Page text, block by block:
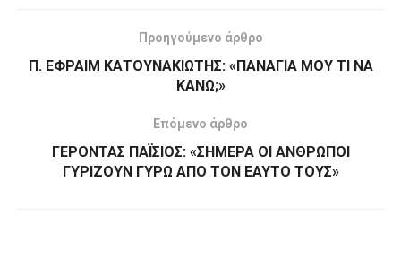
Προηγούμενο άρθρο
Π. ΕΦΡΑΙΜ ΚΑΤΟΥΝΑΚΙΩΤΗΣ: «ΠΑΝΑΓΙΑ ΜΟΥ ΤΙ ΝΑ
ΚΑΝΩ;»
Επόμενο άρθρο
ΓΕΡΟΝΤΑΣ ΠΑΪΣΙΟΣ: «ΣΗΜΕΡΑ ΟΙ ΑΝΘΡΩΠΟΙ
ΓΥΡΙΖΟΥΝ ΓΥΡΩ ΑΠΟ ΤΟΝ ΕΑΥΤΟ ΤΟΥΣ»